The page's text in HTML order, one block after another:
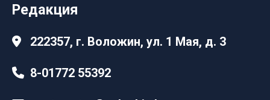
Редакция
222357, г. Воложин, ул. 1 Мая, д. 3
8-01772 55392